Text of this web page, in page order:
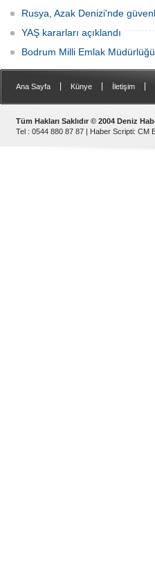
Rusya, Azak Denizi'nde
YAŞ kararları açıklandı
Bodrum Milli Emlak
Ana Sayfa Künye İletişim
Tüm Hakları Saklıdır © 2004 Deniz
Tel : 0544 880 87 87 | Haber Scripti: CM